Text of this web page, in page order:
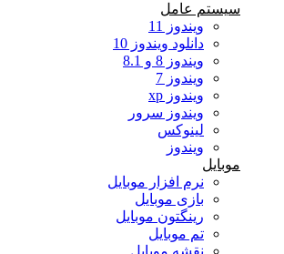
سیستم عامل
ویندوز 11
دانلود ویندوز 10
ویندوز 8 و 8.1
ویندوز 7
ویندوز xp
ویندوز سرور
لینوکس
ویندوز
موبایل
نرم افزار موبایل
بازی موبایل
رینگتون موبایل
تم موبایل
نقشه موبایل